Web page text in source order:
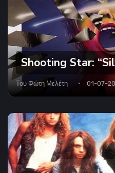
Shooting Star:
Του Φώτη Μελέτη 01-07-